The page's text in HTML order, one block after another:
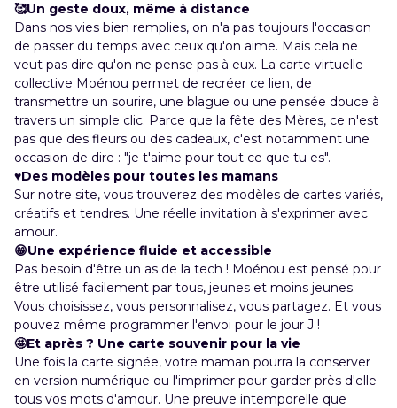
🥰Un geste doux, même à distance
Dans nos vies bien remplies, on n'a pas toujours l'occasion
de passer du temps avec ceux qu'on aime. Mais cela ne
veut pas dire qu'on ne pense pas à eux. La carte virtuelle
collective Moénou permet de recréer ce lien, de
transmettre un sourire, une blague ou une pensée douce à
travers un simple clic. Parce que la fête des Mères, ce n'est
pas que des fleurs ou des cadeaux, c'est notamment une
occasion de dire : "je t'aime pour tout ce que tu es".
♥️Des modèles pour toutes les mamans
Sur notre site, vous trouverez des modèles de cartes variés,
créatifs et tendres. Une réelle invitation à s'exprimer avec
amour.
😁Une expérience fluide et accessible
Pas besoin d'être un as de la tech ! Moénou est pensé pour
être utilisé facilement par tous, jeunes et moins jeunes.
Vous choisissez, vous personnalisez, vous partagez. Et vous
pouvez même programmer l'envoi pour le jour J !
🤩Et après ? Une carte souvenir pour la vie
Une fois la carte signée, votre maman pourra la conserver
en version numérique ou l'imprimer pour garder près d'elle
tous vos mots d'amour. Une preuve intemporelle que